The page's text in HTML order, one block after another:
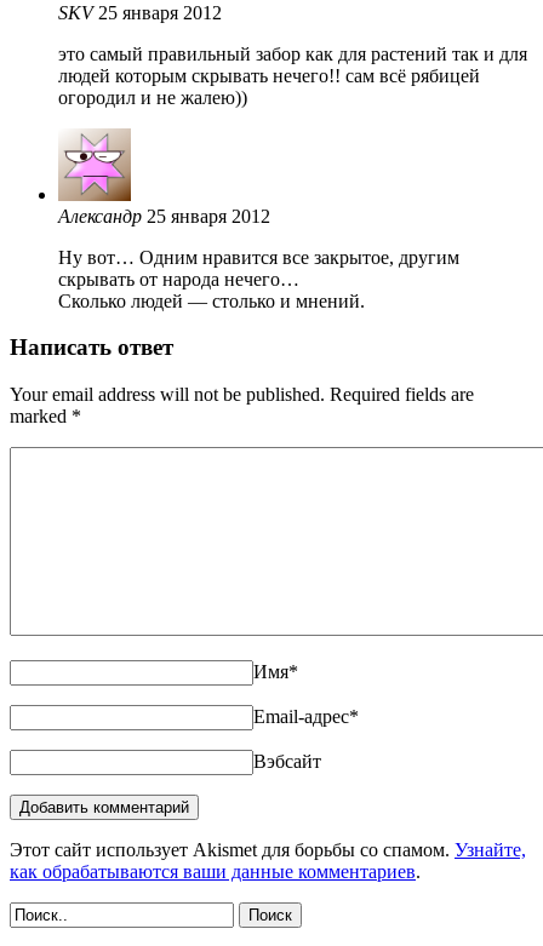
SKV 25 января 2012
это самый правильный забор как для растений так и для
людей которым скрывать нечего!! сам всё рябицей
огородил и не жалею))
Александр 25 января 2012
Ну вот… Одним нравится все закрытое, другим
скрывать от народа нечего…
Сколько людей — столько и мнений.
Написать ответ
Your email address will not be published. Required fields are
marked *
Имя*
Email-адрес*
Вэбсайт
Этот сайт использует Akismet для борьбы со спамом. Узнайте,
как обрабатываются ваши данные комментариев.
Поиск